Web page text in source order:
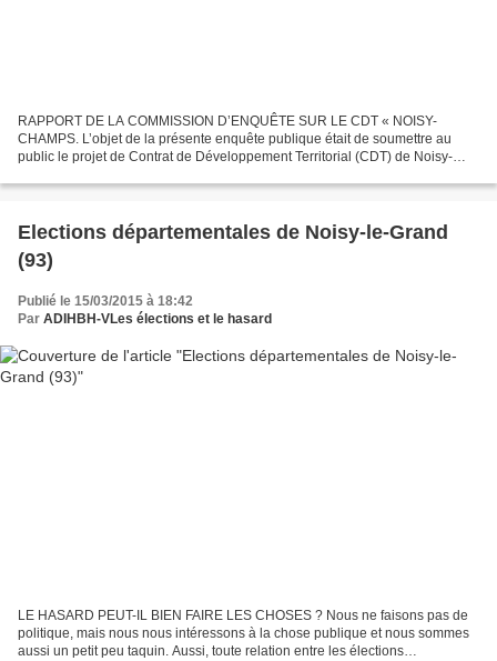
RAPPORT DE LA COMMISSION D’ENQUÊTE SUR LE CDT « NOISY-
CHAMPS. L’objet de la présente enquête publique était de soumettre au
public le projet de Contrat de Développement Territorial (CDT) de Noisy-
Marne...
Elections départementales de Noisy-le-Grand
(93)
Publié le 15/03/2015 à 18:42
Par ADIHBH-VLes élections et le hasard
LE HASARD PEUT-IL BIEN FAIRE LES CHOSES ? Nous ne faisons pas de
politique, mais nous nous intéressons à la chose publique et nous sommes
aussi un petit peu taquin. Aussi, toute relation entre les élections